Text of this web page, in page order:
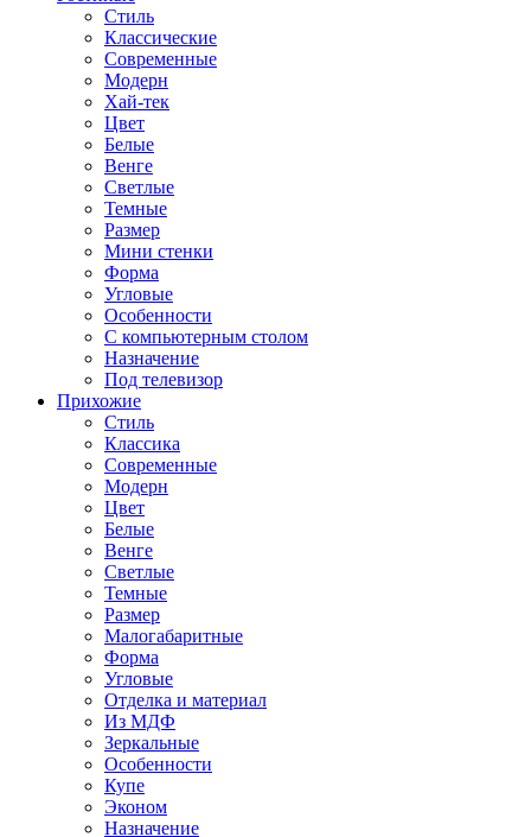
Стиль
Классические
Современные
Модерн
Хай-тек
Цвет
Белые
Венге
Светлые
Темные
Размер
Мини стенки
Форма
Угловые
Особенности
С компьютерным столом
Назначение
Под телевизор
Прихожие
Стиль
Классика
Современные
Модерн
Цвет
Белые
Венге
Светлые
Темные
Размер
Малогабаритные
Форма
Угловые
Отделка и материал
Из МДФ
Зеркальные
Особенности
Купе
Эконом
Назначение